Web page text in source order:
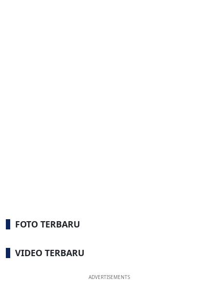
FOTO TERBARU
VIDEO TERBARU
ADVERTISEMENTS